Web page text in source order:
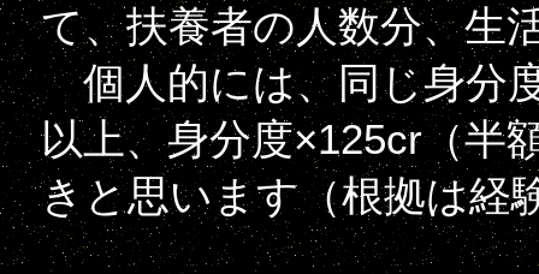
て、扶養者の人数分、生
個人的には、同じ身分
以上、身分度×125cr（半
きと思います（根拠は経